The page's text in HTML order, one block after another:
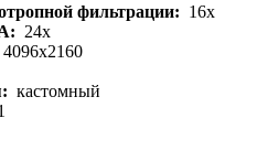
фильтрации: 16x
24x
4096x2160
кастомный